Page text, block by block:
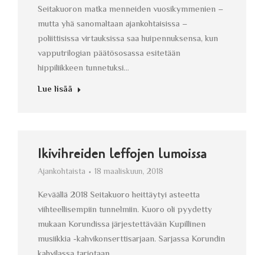
Seitakuoron matka menneiden vuosikymmenien –
mutta yhä sanomaltaan ajankohtaisissa –
poliittisissa virtauksissa saa huipennuksensa, kun
vapputrilogian päätösosassa esitetään
hippiliikkeen tunnetuksi…
Lue lisää
Ikivihreiden leffojen lumoissa
Ajankohtaista 18 maaliskuun, 2018
Keväällä 2018 Seitakuoro heittäytyi asteetta
viihteellisempiin tunnelmiin. Kuoro oli pyydetty
mukaan Korundissa järjestettävään Kupillinen
musiikkia -kahvikonserttisarjaan. Sarjassa Korundin